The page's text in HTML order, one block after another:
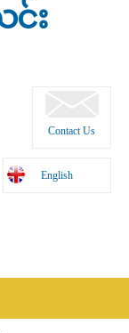
း
Contact Us
English